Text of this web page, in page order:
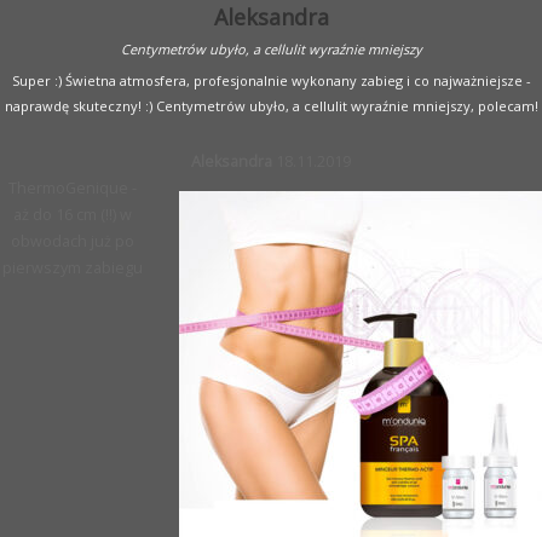
Aleksandra
Centymetrów ubyło, a cellulit wyraźnie mniejszy
Super :) Świetna atmosfera, profesjonalnie wykonany zabieg i co najważniejsze -
naprawdę skuteczny! :) Centymetrów ubyło, a cellulit wyraźnie mniejszy, polecam!